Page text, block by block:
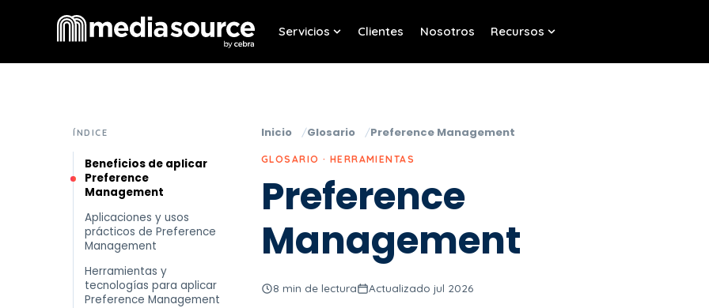
Servicios
Show submenu for Servicios
Clientes Nosotros Recursos
ÍNDICE
Beneficios de aplicar
Preference
Management
Aplicaciones y usos
prácticos de Preference
Management
Herramientas y
tecnologías para aplicar
Preference Management
Inicio Glosario Preference Management
GLOSARIO · HERRAMIENTAS
Preference
Management
8 min de lectura Actualizado jul 2026